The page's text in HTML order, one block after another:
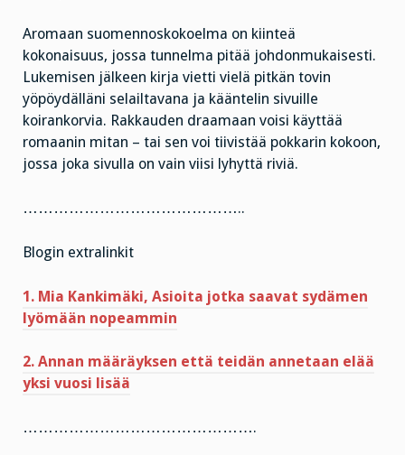
Aromaan suomennoskokoelma on kiinteä
kokonaisuus, jossa tunnelma pitää johdonmukaisesti.
Lukemisen jälkeen kirja vietti vielä pitkän tovin
yöpöydälläni selailtavana ja kääntelin sivuille
koirankorvia. Rakkauden draamaan voisi käyttää
romaanin mitan – tai sen voi tiivistää pokkarin kokoon,
jossa joka sivulla on vain viisi lyhyttä riviä.
……………………………………..
Blogin extralinkit
1. Mia Kankimäki, Asioita jotka saavat sydämen
lyömään nopeammin
2. Annan määräyksen että teidän annetaan elää
yksi vuosi lisää
……………………………………….